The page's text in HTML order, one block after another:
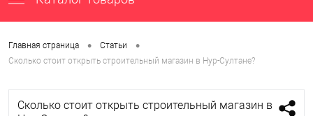
Главная страница • Статьи •
Сколько стоит открыть строительный магазин в Нур-Султане?
Сколько стоит открыть строительный магазин в